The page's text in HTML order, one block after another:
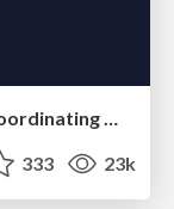
Distributed Sagas: A Protocol for Coordinating Microservices
333 23k